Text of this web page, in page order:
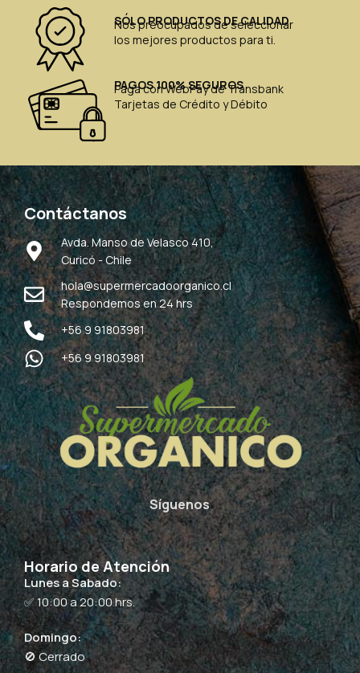
SÓLO PRODUCTOS DE CALIDAD
Nos preocupados de seleccionar
los mejores productos para ti.
PAGOS 100% SEGUROS
Paga con WebPay de Transbank
Tarjetas de Crédito y Débito
Contáctanos
Avda. Manso de Velasco 410,
Curicó - Chile
hola@supermercadoorganico.cl
Respondemos en 24 hrs
+56 9 91803981
+56 9 91803981
Síguenos
Horario de Atención
Lunes a Sabado:
✅ 10:00 a 20:00 hrs.
Domingo:
🚫 Cerrado